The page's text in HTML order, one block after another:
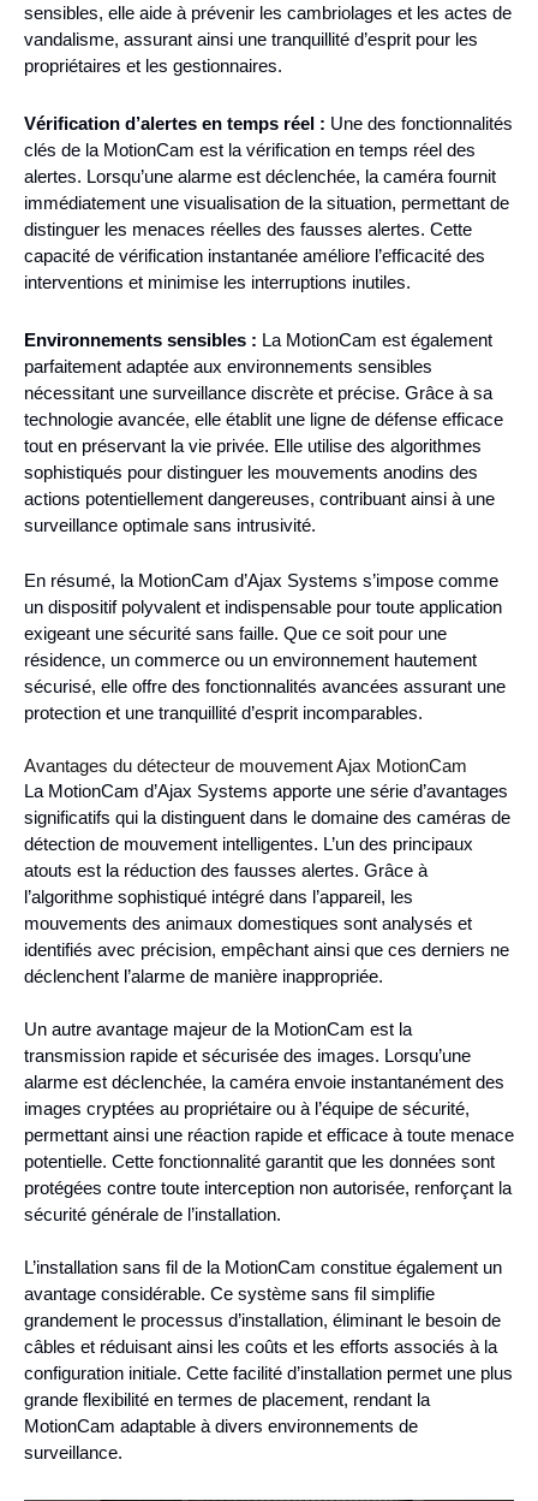
sensibles, elle aide à prévenir les cambriolages et les actes de
vandalisme, assurant ainsi une tranquillité d’esprit pour les
propriétaires et les gestionnaires.
Vérification d’alertes en temps réel : Une des fonctionnalités
clés de la MotionCam est la vérification en temps réel des
alertes. Lorsqu’une alarme est déclenchée, la caméra fournit
immédiatement une visualisation de la situation, permettant de
distinguer les menaces réelles des fausses alertes. Cette
capacité de vérification instantanée améliore l’efficacité des
interventions et minimise les interruptions inutiles.
Environnements sensibles : La MotionCam est également
parfaitement adaptée aux environnements sensibles
nécessitant une surveillance discrète et précise. Grâce à sa
technologie avancée, elle établit une ligne de défense efficace
tout en préservant la vie privée. Elle utilise des algorithmes
sophistiqués pour distinguer les mouvements anodins des
actions potentiellement dangereuses, contribuant ainsi à une
surveillance optimale sans intrusivité.
En résumé, la MotionCam d’Ajax Systems s’impose comme
un dispositif polyvalent et indispensable pour toute application
exigeant une sécurité sans faille. Que ce soit pour une
résidence, un commerce ou un environnement hautement
sécurisé, elle offre des fonctionnalités avancées assurant une
protection et une tranquillité d’esprit incomparables.
Avantages du détecteur de mouvement Ajax MotionCam
La MotionCam d’Ajax Systems apporte une série d’avantages
significatifs qui la distinguent dans le domaine des caméras de
détection de mouvement intelligentes. L’un des principaux
atouts est la réduction des fausses alertes. Grâce à
l’algorithme sophistiqué intégré dans l’appareil, les
mouvements des animaux domestiques sont analysés et
identifiés avec précision, empêchant ainsi que ces derniers ne
déclenchent l’alarme de manière inappropriée.
Un autre avantage majeur de la MotionCam est la
transmission rapide et sécurisée des images. Lorsqu’une
alarme est déclenchée, la caméra envoie instantanément des
images cryptées au propriétaire ou à l’équipe de sécurité,
permettant ainsi une réaction rapide et efficace à toute menace
potentielle. Cette fonctionnalité garantit que les données sont
protégées contre toute interception non autorisée, renforçant la
sécurité générale de l’installation.
L’installation sans fil de la MotionCam constitue également un
avantage considérable. Ce système sans fil simplifie
grandement le processus d’installation, éliminant le besoin de
câbles et réduisant ainsi les coûts et les efforts associés à la
configuration initiale. Cette facilité d’installation permet une plus
grande flexibilité en termes de placement, rendant la
MotionCam adaptable à divers environnements de
surveillance.